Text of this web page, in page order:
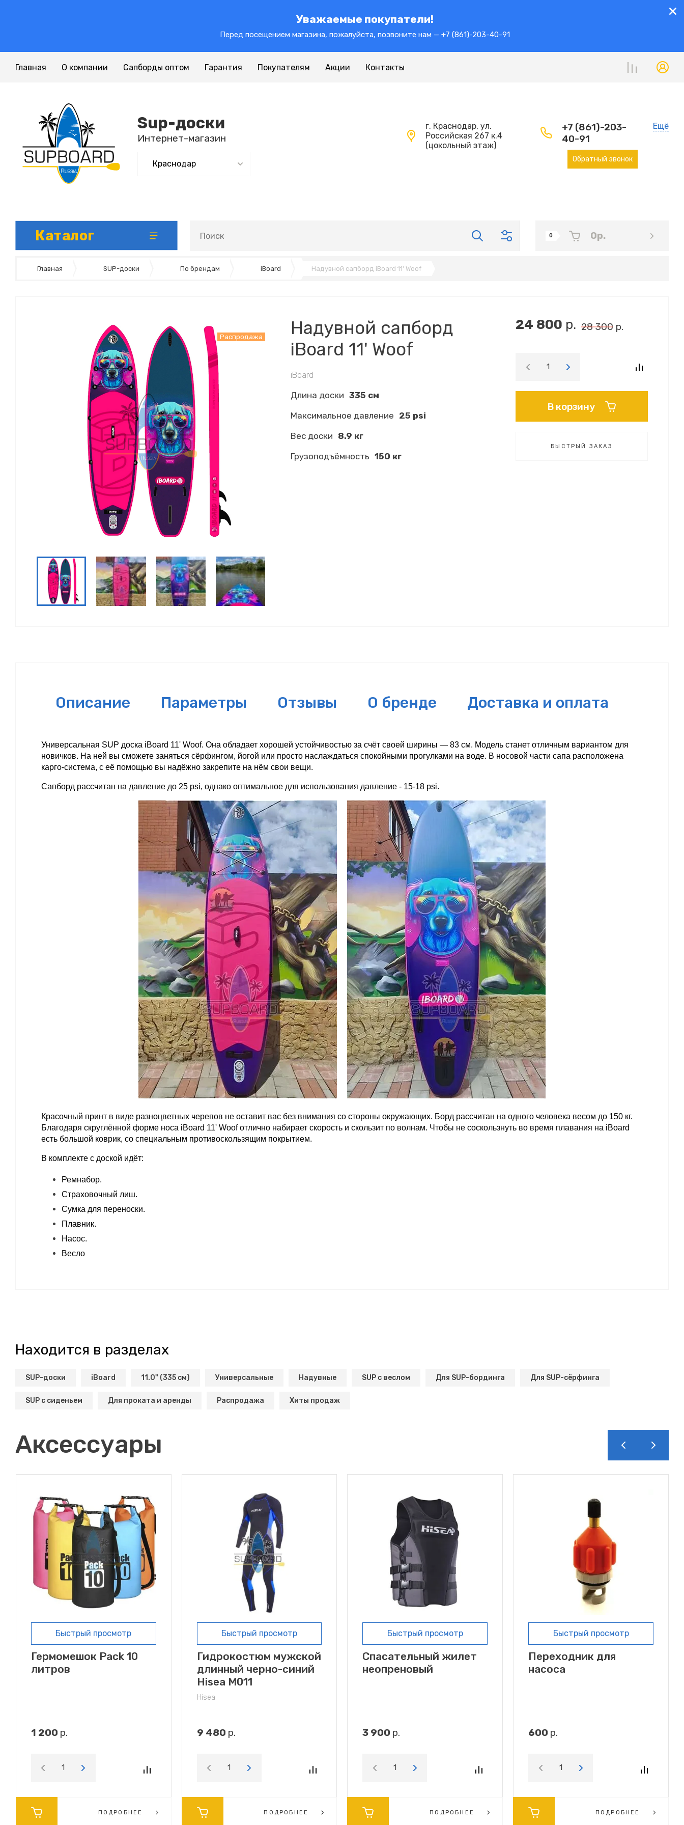
Уважаемые покупатели!
Перед посещением магазина, пожалуйста, позвоните нам — +7 (861)-203-40-91
Главная О компании Сапборды оптом Гарантия Покупателям Акции Контакты
Sup-доски
Интернет-магазин
г. Краснодар, ул.
Российская 267 к.4
(цокольный этаж)
+7 (861)-203-
40-91
Обратный звонок
Ещё
Каталог 0 0р.
Главная SUP-доски По брендам iBoard Надувной сапборд iBoard 11' Woof
Распродажа
Надувной сапборд
iBoard 11' Woof
iBoard
Длина доски 335 см
Максимальное давление 25 psi
Вес доски 8.9 кг
Грузоподъёмность 150 кг
28 300 р.
24 800 р.
В корзину
БЫСТРЫЙ ЗАКАЗ
Описание Параметры Отзывы О бренде Доставка и оплата
Универсальная SUP доска iBoard 11' Woof. Она обладает хорошей устойчивостью за счёт своей ширины — 83 см. Модель станет отличным вариантом для
новичков. На ней вы сможете заняться сёрфингом, йогой или просто наслаждаться спокойными прогулками на воде. В носовой части сапа расположена
карго-система, с её помощью вы надёжно закрепите на нём свои вещи.
Сапборд рассчитан на давление до 25 psi, однако оптимальное для использования давление - 15-18 psi.
Красочный принт в виде разноцветных черепов не оставит вас без внимания со стороны окружающих. Борд рассчитан на одного человека весом до 150 кг.
Благодаря скруглённой форме носа iBoard 11' Woof отлично набирает скорость и скользит по волнам. Чтобы не соскользнуть во время плавания на iBoard
есть большой коврик, со специальным противоскользящим покрытием.
В комплекте с доской идёт:
Ремнабор.
Страховочный лиш.
Сумка для переноски.
Плавник.
Насос.
Весло
Находится в разделах
SUP-доски iBoard 11.0" (335 см) Универсальные Надувные SUP с веслом Для SUP-бординга Для SUP-сёрфинга
SUP с сиденьем Для проката и аренды Распродажа Хиты продаж
Аксессуары
Быстрый просмотр
Гермомешок Pack 10
литров
1 200 р.
ПОДРОБНЕЕ
Быстрый просмотр
Гидрокостюм мужской
длинный черно-синий
Hisea M011
Hisea
9 480 р.
ПОДРОБНЕЕ
Быстрый просмотр
Спасательный жилет
неопреновый
3 900 р.
ПОДРОБНЕЕ
Быстрый просмотр
Переходник для
насоса
600 р.
ПОДРОБНЕЕ